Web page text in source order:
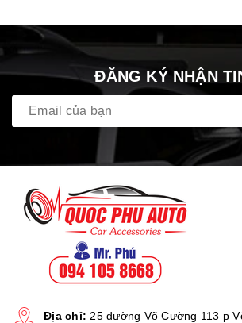
ĐĂNG KÝ NHẬN
Địa chỉ: 25 đường Võ Cường 113 p